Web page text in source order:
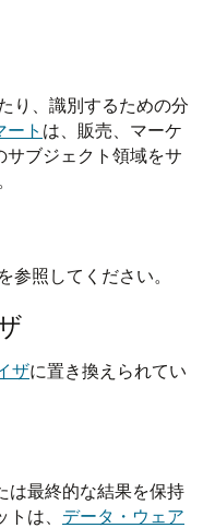
り、識別するための分
ート は、販売、マーケ
ブジェクト領域をサ
参照してください。
ザに置き換えられてい
は最終的な結果を保持
は、 データ・ウェア